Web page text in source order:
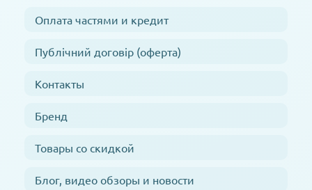
Оплата частями и кредит
Публічний договір (оферта)
Контакты
Бренд
Товары со скидкой
Блог, видео обзоры и новости